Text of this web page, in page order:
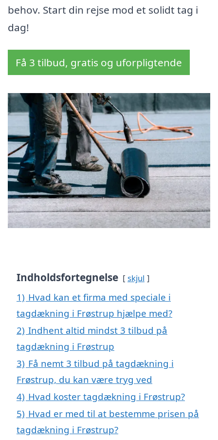
behov. Start din rejse mod et solidt tag i
dag!
Få 3 tilbud, gratis og uforpligtende
Indholdsfortegnelse skjul
1) Hvad kan et firma med speciale i
tagdækning i Frøstrup hjælpe med?
2) Indhent altid mindst 3 tilbud på
tagdækning i Frøstrup
3) Få nemt 3 tilbud på tagdækning i
Frøstrup, du kan være tryg ved
4) Hvad koster tagdækning i Frøstrup?
5) Hvad er med til at bestemme prisen på
tagdækning i Frøstrup?